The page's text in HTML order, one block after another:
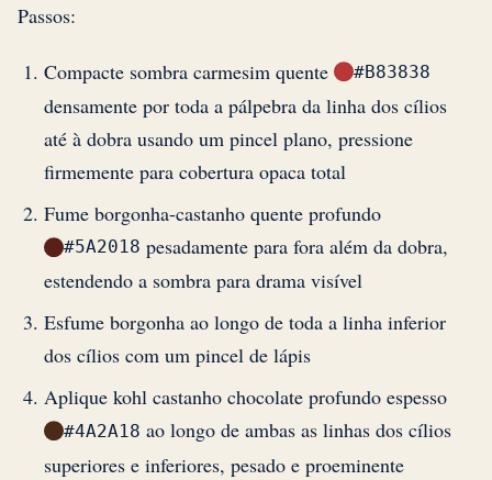
Passos:
Compacte sombra carmesim quente #B83838
densamente por toda a pálpebra da linha dos cílios
até à dobra usando um pincel plano, pressione
firmemente para cobertura opaca total
Fume borgonha-castanho quente profundo
#5A2018 pesadamente para fora além da dobra,
estendendo a sombra para drama visível
Esfume borgonha ao longo de toda a linha inferior
dos cílios com um pincel de lápis
Aplique kohl castanho chocolate profundo espesso
#4A2A18 ao longo de ambas as linhas dos cílios
superiores e inferiores, pesado e proeminente